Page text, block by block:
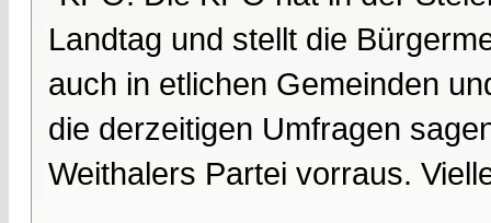
Landtag und stellt die
auch in etlichen Gemeinden
die derzeitigen Umfragen
Weithalers Partei vorraus.